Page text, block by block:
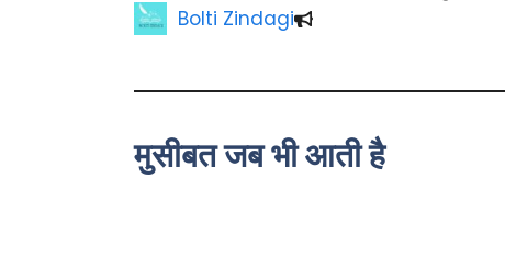
Bolti Zindagi
मुसीबत जब भी आती है